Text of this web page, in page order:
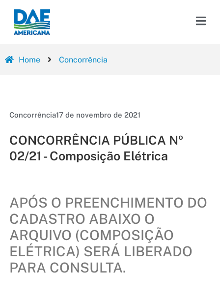
Home Concorrência
Concorrência17 de novembro de 2021
CONCORRÊNCIA PÚBLICA Nº
02/21 - Composição Elétrica
APÓS O PREENCHIMENTO DO
CADASTRO ABAIXO O
ARQUIVO (COMPOSIÇÃO
ELÉTRICA) SERÁ LIBERADO
PARA CONSULTA.